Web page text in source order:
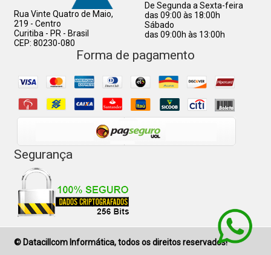
Rua Vinte Quatro de Maio,
219 - Centro
Curitiba - PR - Brasil
CEP: 80230-080
De Segunda a Sexta-feira
das 09:00 às 18:00h
Sábado
das 09:00h às 13:00h
Forma de pagamento
Segurança
© Datacillcom Informática, todos os direitos reservados!